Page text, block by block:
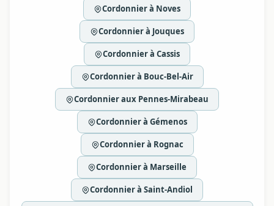
Cordonnier à Noves
Cordonnier à Jouques
Cordonnier à Cassis
Cordonnier à Bouc-Bel-Air
Cordonnier aux Pennes-Mirabeau
Cordonnier à Gémenos
Cordonnier à Rognac
Cordonnier à Marseille
Cordonnier à Saint-Andiol